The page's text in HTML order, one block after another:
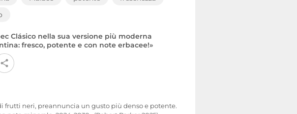
Clásico nella sua versione più moderna
fresco, potente e con note erbacee!»
frutti neri, preannuncia un gusto più denso e potente.